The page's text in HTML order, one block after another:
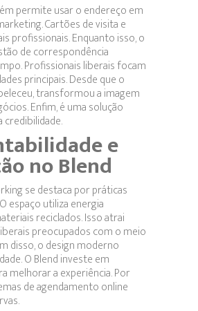
permite usar o endereço em
Cartões de visita e
profissionais. Enquanto isso, o
de correspondência
Profissionais liberais focam
principais. Desde que o
transformou a imagem
Enfim, é uma solução
credibilidade.
e
no Blend
se destaca por práticas
espaço utiliza energia
reciclados. Isso atrai
preocupados com o meio
disso, o design moderno
O Blend investe em
melhorar a experiência. Por
de agendamento online